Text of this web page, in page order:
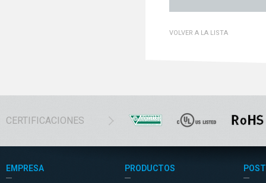
VOLVER A LA LISTA
CERTIFICACIONES
EMPRESA PRODUCTOS